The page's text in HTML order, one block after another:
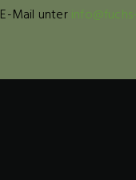
Mail unter